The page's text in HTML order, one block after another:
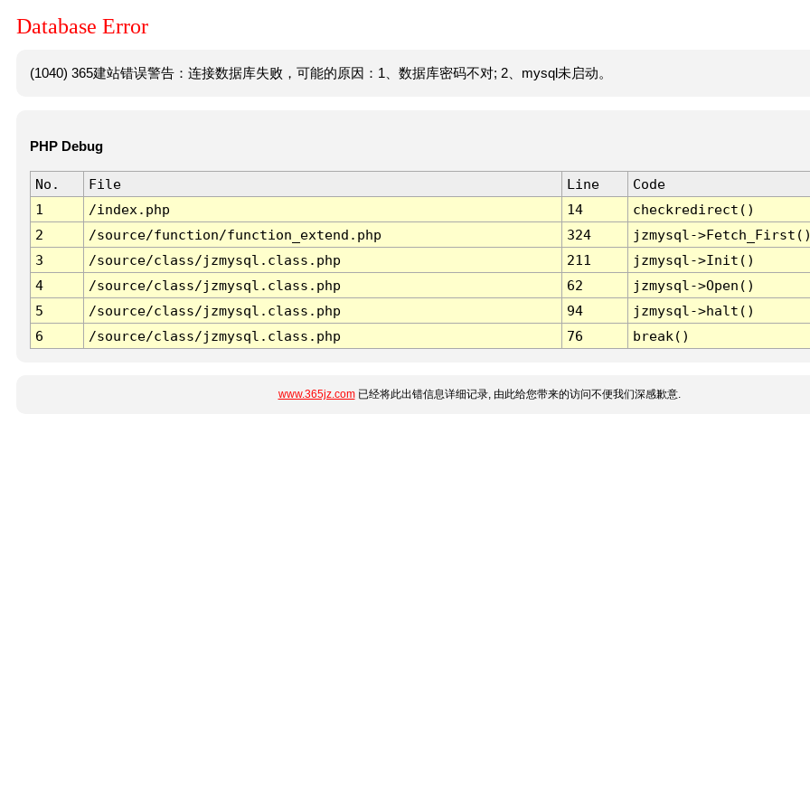
Database Error
(1040) 365建站错误警告：连接数据库失败，可能的原因：1、数据库密码不对; 2、mysql未启动。
PHP Debug
No. File Line
Code
1
/index.php 14
checkredirect()
2
/source/function/function_extend.php 324
jzmysql-
3
/source/class/jzmysql.class.php 211
jzmysql->Init()
4
/source/class/jzmysql.class.php 62
jzmysql->Open()
5
/source/class/jzmysql.class.php 94
jzmysql->halt()
6
/source/class/jzmysql.class.php 76 break()
www.365jz.com已经将此出错信息详细记录, 由此给您带来的访问不便我们深感歉意.